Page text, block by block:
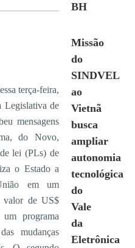
terça-feira,
Legislativa de
mensagens
do Novo,
lei (PLs) de
o Estado a
em um
valor de US$
programa
mudanças
BH
Missão
do
SINDVEL
ao
Vietnã
busca
ampliar
autonomia
tecnológica
do
Vale
da
Eletrônica